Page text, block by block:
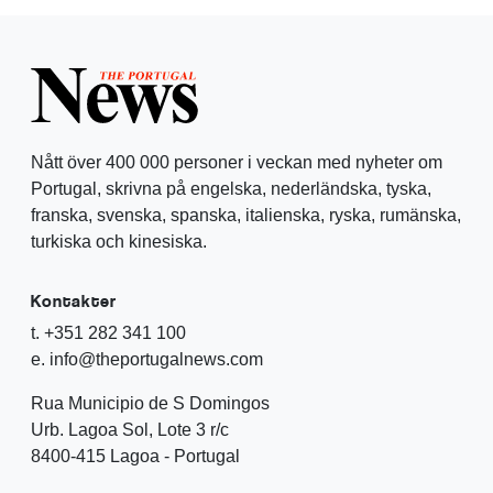
Nått över 400 000 personer i veckan med nyheter om
Portugal, skrivna på engelska, nederländska, tyska,
franska, svenska, spanska, italienska, ryska, rumänska,
turkiska och kinesiska.
Kontakter
t. +351 282 341 100
e. info@theportugalnews.com
Rua Municipio de S Domingos
Urb. Lagoa Sol, Lote 3 r/c
8400-415 Lagoa - Portugal